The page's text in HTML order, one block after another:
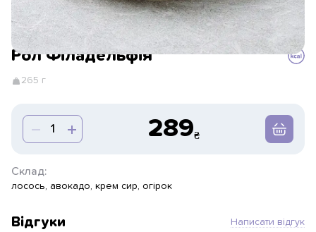
Рол Філадельфія
265 г
289
Склад:
лосось, авокадо, крем сир, огірок
Відгуки Написати відгук